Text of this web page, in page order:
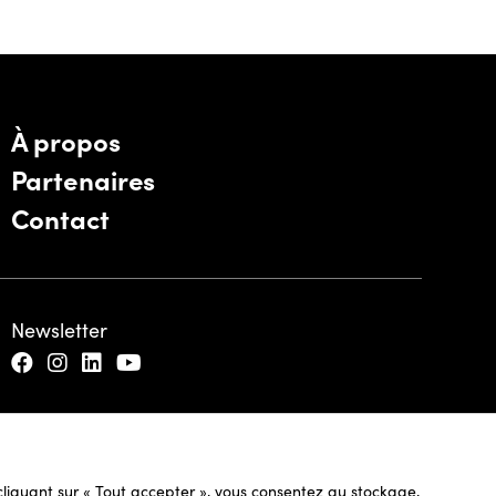
sur « Tout accepter », vous consentez au stockage,
À propos
Partenaires
Contact
Newsletter